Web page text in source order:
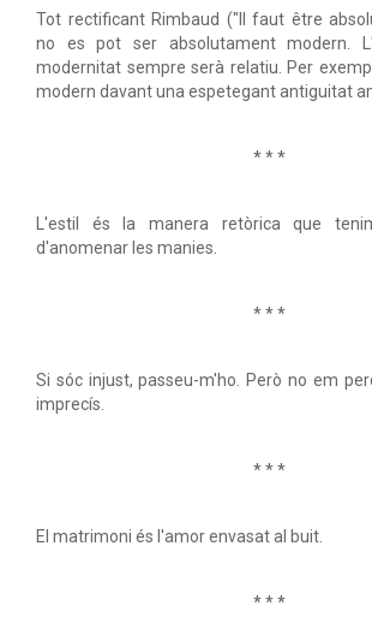
Tot rectificant Rimbaud ("Il faut être
no es pot ser absolutament modern.
modernitat sempre serà relatiu. Per
modern davant una espetegant antiguitat
* * *
L'estil és la manera retòrica que
d'anomenar les manies.
* * *
Si sóc injust, passeu-m'ho. Però no em
imprecís.
* * *
El matrimoni és l'amor envasat al buit.
* * *